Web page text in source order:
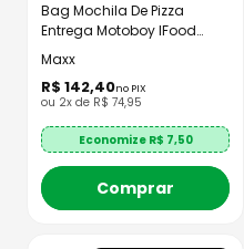
Bag Mochila De Pizza
Entrega Motoboy IFood
Laminada Bolsão
Maxx
R$ 142,40no PIX
ou 2x de R$ 74,95
Economize R$ 7,50
Comprar